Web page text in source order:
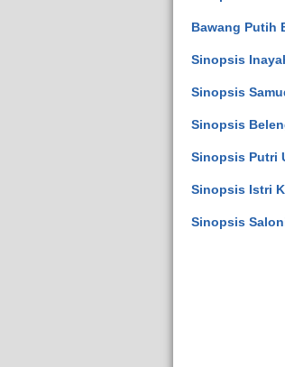
Bawang Putih
Sinopsis
Sinopsis
Sinopsis
Sinopsis Putri
Sinopsis Istri
Sinopsis